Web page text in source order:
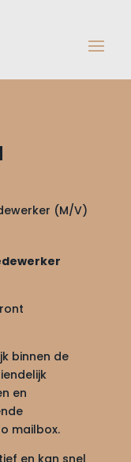
(M/V)
binnen de
en
mailbox.
en kan snel